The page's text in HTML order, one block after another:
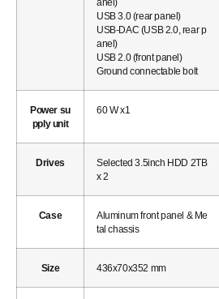
anel)
USB 3.0 (rear panel)
USB-DAC (USB 2.0, rear p
anel)
USB 2.0 (front panel)
Ground connectable bolt
Power su
pply unit
60 W x1
Drives
Selected 3.5inch HDD 2TB
x 2
Case
Aluminum front panel & Me
tal chassis
Size 436x70x352 mm